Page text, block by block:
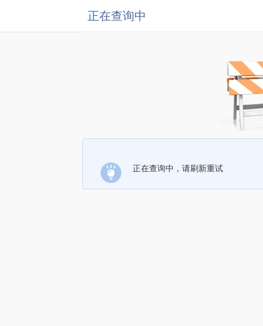
正在查询中
正在查询中，请刷新重试